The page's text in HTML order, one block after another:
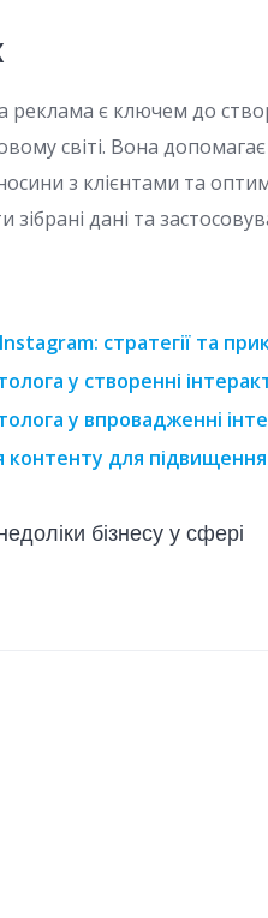
реклама є ключем до
світі. Вона допомагає
з клієнтами та
зібрані дані та
стратегії та
у створенні
у впровадженні
контенту для підвищення
бізнесу у сфері